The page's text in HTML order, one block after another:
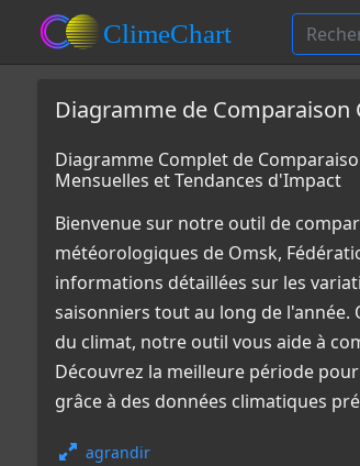
Diagramme de Comparaison
Diagramme Complet de
Mensuelles et Tendances d'Impact
Bienvenue sur notre outil de
météorologiques de Omsk,
informations détaillées sur les
saisonniers tout au long de l'année.
du climat, notre outil vous aide à
Découvrez la meilleure période
grâce à des données climatiques
agrandir